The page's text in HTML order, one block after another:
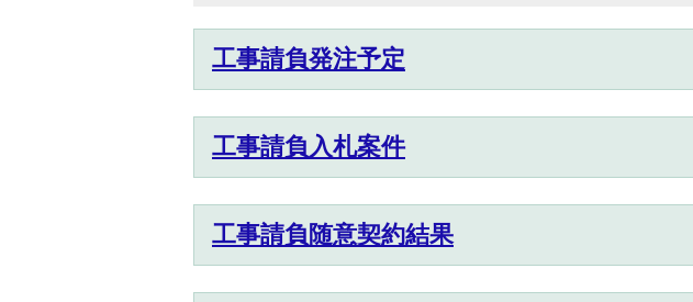
工事請負発注予定
工事請負入札案件
工事請負随意契約結果